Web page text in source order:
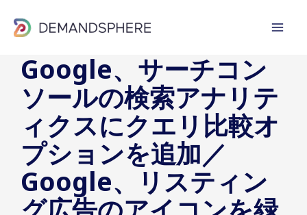
Google、サーチコン
ソールの検索アナリテ
ィクスにクエリ比較オ
プションを追加／
Google、リスティン